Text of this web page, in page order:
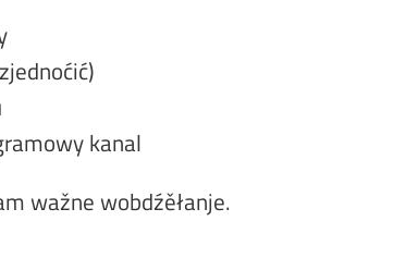
kanal
wažne wobdźěłanje.